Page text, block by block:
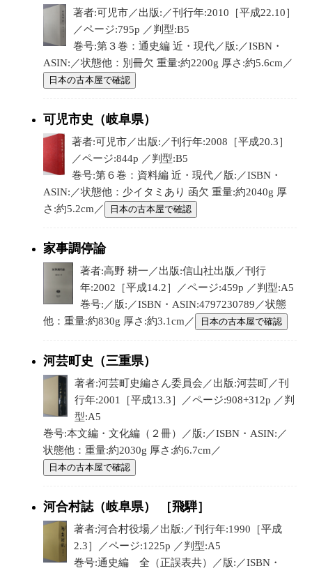
著者:可児市／出版:／刊行年:2010［平成22.10］
／ページ:795p ／判型:B5
巻号:第３巻：通史編 近・現代／版:／ISBN・
ASIN:／状態他：別冊欠 重量:約2200g 厚さ:約5.6cm／
日本の古本屋で確認
可児市史（岐阜県）
著者:可児市／出版:／刊行年:2008［平成20.3］
／ページ:844p ／判型:B5
巻号:第６巻：資料編 近・現代／版:／ISBN・
ASIN:／状態他：少イタミあり 函欠 重量:約2040g 厚
さ:約5.2cm／
日本の古本屋で確認
家事調停論
著者:高野 耕一／出版:信山社出版／刊行
年:2002［平成14.2］／ページ:459p ／判型:A5
巻号:／版:／ISBN・ASIN:4797230789／状態
他：重量:約830g 厚さ:約3.1cm／
日本の古本屋で確認
河芸町史（三重県）
著者:河芸町史編さん委員会／出版:河芸町／刊
行年:2001［平成13.3］／ページ:908+312p ／判
型:A5
巻号:本文編・文化編（２冊）／版:／ISBN・ASIN:／
状態他：重量:約2030g 厚さ:約6.7cm／
日本の古本屋で確認
河合村誌（岐阜県） ［飛騨］
著者:河合村役場／出版:／刊行年:1990［平成
2.3］／ページ:1225p ／判型:A5
巻号:通史編 全（正誤表共）／版:／ISBN・